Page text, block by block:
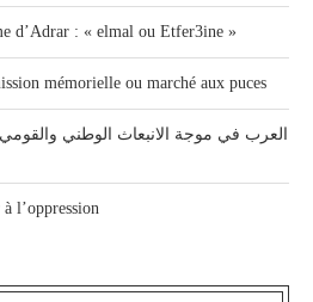
d’Adrar : « elmal ou Etfer3ine »
mémorielle ou marché aux puces
العرب في موجة الانبعاث الوطني
l’oppression